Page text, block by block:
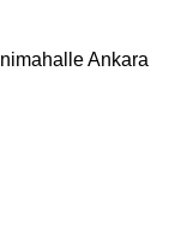
Ankara